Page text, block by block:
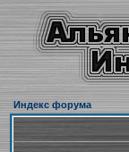
Индекс форума